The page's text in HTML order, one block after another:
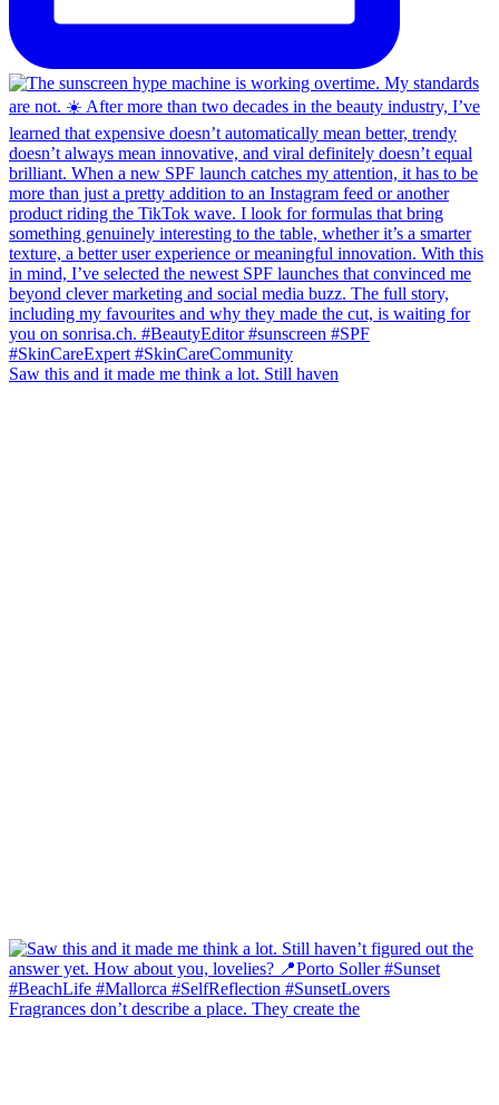
Saw this and it made me think a lot. Still haven
Fragrances don’t describe a place. They create the